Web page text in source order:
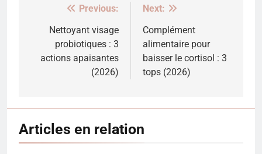
Navigation
l’article
Previous:
Nettoyant visage
probiotiques : 3
actions apaisantes
(2026)
Next:
Complément
alimentaire pour
baisser le cortisol : 3
tops (2026)
Articles en relation